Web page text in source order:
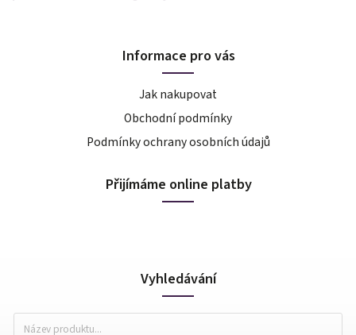
Informace pro vás
Jak nakupovat
Obchodní podmínky
Podmínky ochrany osobních údajů
Přijímáme online platby
Vyhledávání